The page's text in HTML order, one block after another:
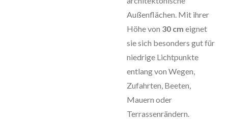
Außenflächen. Mit ihrer
Höhe von 30 cm eignet
sie sich besonders gut für
niedrige Lichtpunkte
entlang von Wegen,
Zufahrten, Beeten,
Mauern oder
Terrassenrändern.